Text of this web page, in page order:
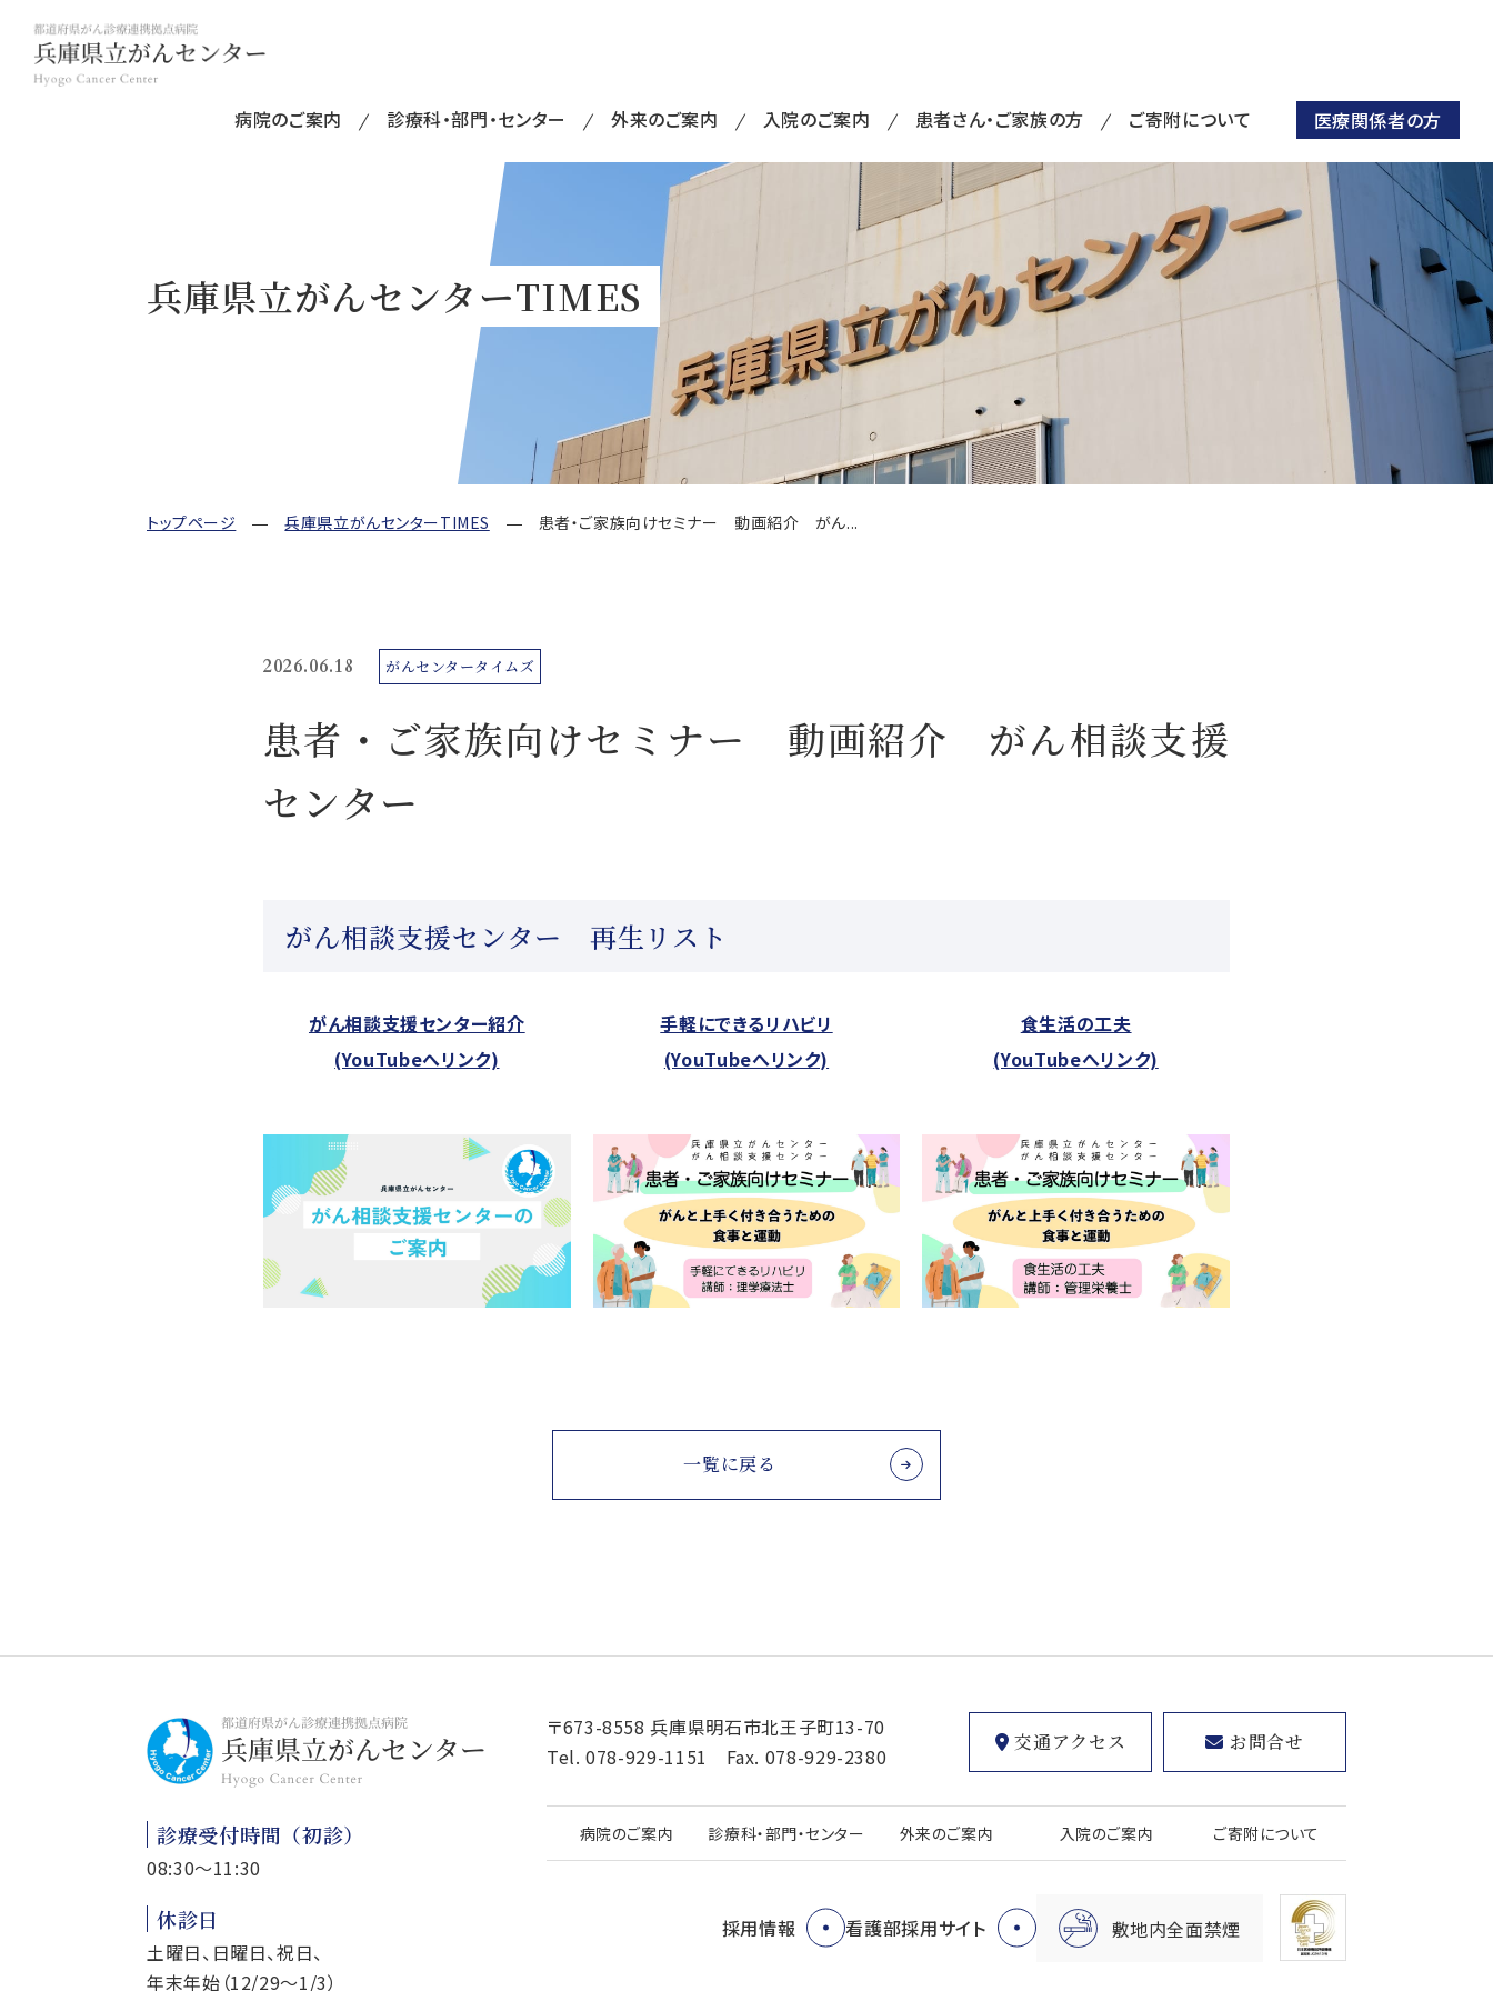
病院のご案内 診療科・部門・センター 外来のご案内 入院のご案内 患者さん・ご家族の方 ご寄附について 医療関係者の方
兵庫県立がんセンターTIMES
トップページ 兵庫県立がんセンターTIMES 患者・ご家族向けセミナー 動画紹介 がん...
2026.06.18 がんセンタータイムズ
患者・ご家族向けセミナー 動画紹介 がん相談支援
センター
がん相談支援センター 再生リスト
がん相談支援センター紹介
(YouTubeへリンク)
手軽にできるリハビリ
(YouTubeへリンク)
食生活の工夫
(YouTubeへリンク)
一覧に戻る
診療受付時間（初診）
08:30～11:30
休診日
土曜日、日曜日、祝日、
年末年始（12/29～1/3）
〒673-8558 兵庫県明石市北王子町13-70
Tel.078-929-1151 Fax. 078-929-2380
交通アクセス お問合せ
病院のご案内 診療科・部門・センター 外来のご案内 入院のご案内 ご寄附について
採用情報 看護部採用サイト 敷地内全面禁煙